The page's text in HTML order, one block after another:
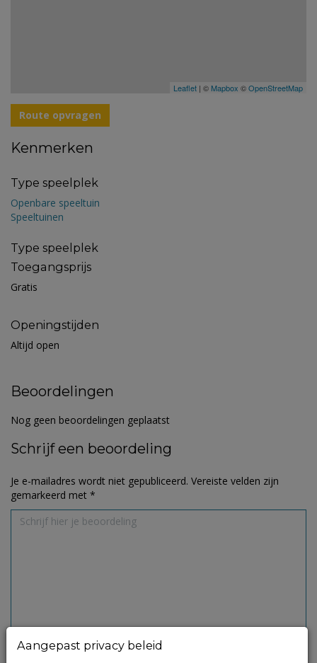
Leaflet | © Mapbox ©OpenStreetMap
Route opvragen
Kenmerken
Type speelplek
Openbare speeltuin
Speeltuinen
Type speelplek
Toegangsprijs
Gratis
Openingstijden
Altijd open
Beoordelingen
Nog geen beoordelingen geplaatst
Schrijf een beoordeling
Je e-mailadres wordt niet gepubliceerd. Vereiste velden zijn
gemarkeerd met *
Aangepast privacy beleid